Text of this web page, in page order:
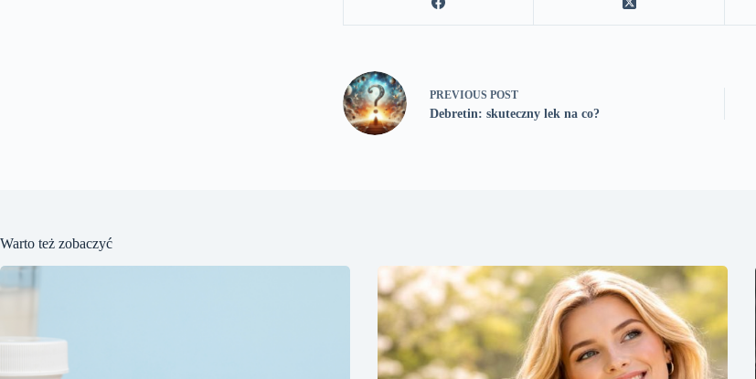
PREVIOUS POST
Debretin: skuteczny lek na co?
Warto też zobaczyć